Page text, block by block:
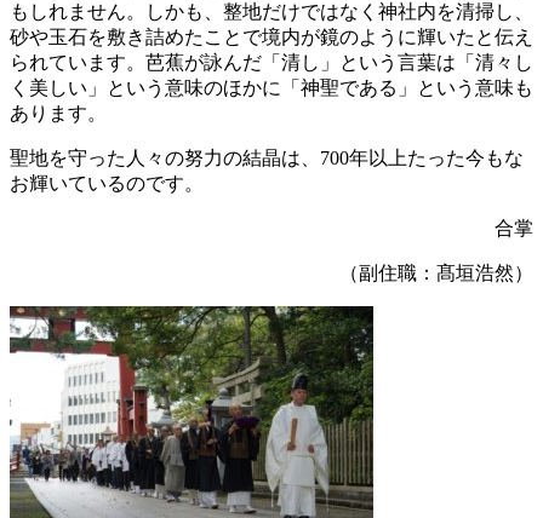
もしれません。しかも、整地だけではなく神社内を清掃し、
砂や玉石を敷き詰めたことで境内が鏡のように輝いたと伝え
られています。芭蕉が詠んだ「清し」という言葉は「清々し
く美しい」という意味のほかに「神聖である」という意味も
あります。
聖地を守った人々の努力の結晶は、700年以上たった今もな
お輝いているのです。
合掌
（副住職：髙垣浩然）